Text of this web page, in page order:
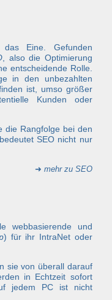
das Eine. Gefunden
, also die Optimierung
entscheidende Rolle.
in den unbezahlten
ist, umso größer
Kunden oder
die Rangfolge bei den
SEO nicht nur
➜ mehr zu SEO
webbasierende und
) für ihr IntraNet oder
sie von überall darauf
in Echtzeit sofort
jedem PC ist nicht